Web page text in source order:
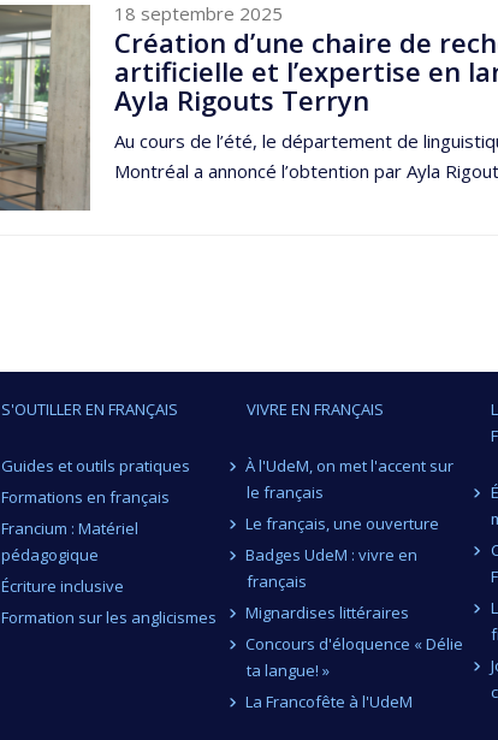
18 septembre 2025
Création d’une chaire de
artificielle et l’expertise en
Ayla Rigouts Terryn
Au cours de l’été, le département de
Montréal a annoncé l’obtention par Ayla
S'OUTILLER EN FRANÇAIS
Guides et outils pratiques
Formations en français
Francium : Matériel
pédagogique
Écriture inclusive
Formation sur les anglicismes
VIVRE EN FRANÇAIS
À l'UdeM, on met l'accent sur
le français
Le français, une ouverture
Badges UdeM : vivre en
français
Mignardises littéraires
Concours d'éloquence « Délie
ta langue! »
La Francofête à l'UdeM